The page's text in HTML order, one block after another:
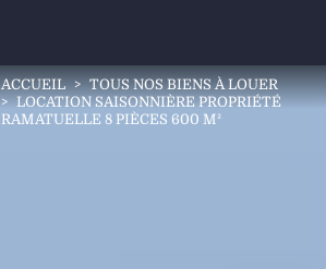
ACCUEIL > TOUS NOS BIENS À LOUER
> LOCATION SAISONNIÈRE PROPRIÉTÉ
RAMATUELLE 8 PIÈCES 600 M²